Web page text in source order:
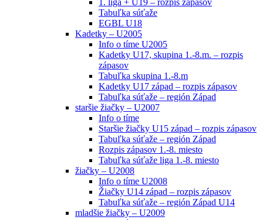
Tabuľka súťaže
EGBL U18
Kadetky – U2005
Info o tíme U2005
Kadetky U17, skupina 1.-8.m. – rozpis
zápasov
Tabuľka skupina 1.-8.m
Kadetky U17 západ – rozpis zápasov
Tabuľka súťaže – región Západ
staršie žiačky – U2007
Info o tíme
Staršie žiačky U15 západ – rozpis zápasov
Tabuľka súťaže – región Západ
Rozpis zápasov 1.-8. miesto
Tabuľka súťaže liga 1.-8. miesto
žiačky – U2008
Info o tíme U2008
Žiačky U14 západ – rozpis zápasov
Tabuľka súťaže – región Západ U14
mladšie žiačky – U2009